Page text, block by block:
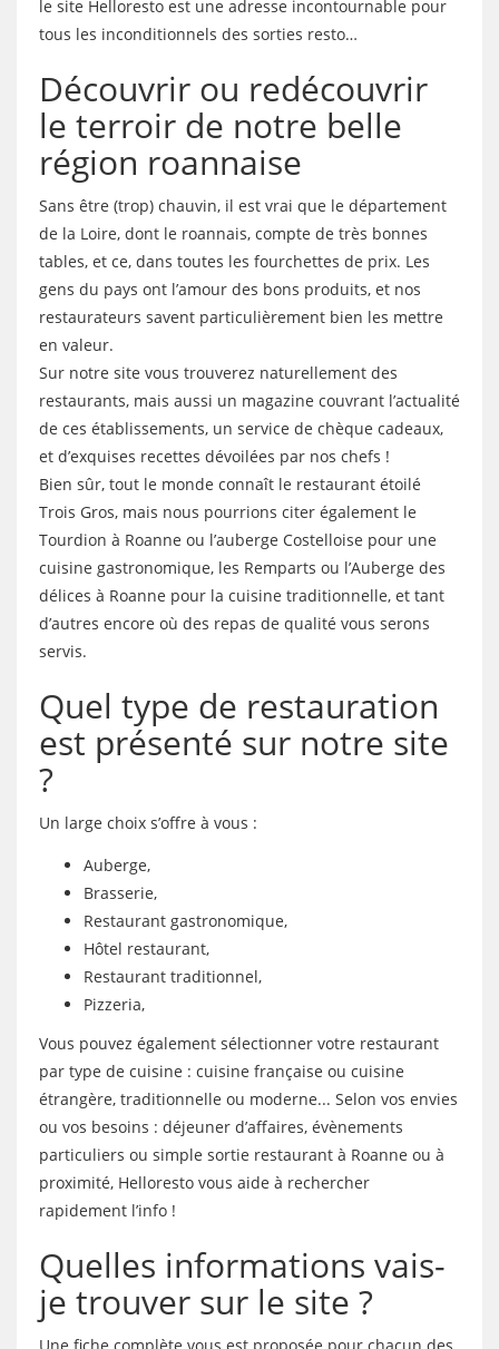
le site Helloresto est une adresse incontournable pour
tous les inconditionnels des sorties resto…
Découvrir ou redécouvrir
le terroir de notre belle
région roannaise
Sans être (trop) chauvin, il est vrai que le département
de la Loire, dont le roannais, compte de très bonnes
tables, et ce, dans toutes les fourchettes de prix. Les
gens du pays ont l’amour des bons produits, et nos
restaurateurs savent particulièrement bien les mettre
en valeur.
Sur notre site vous trouverez naturellement des
restaurants, mais aussi un magazine couvrant l’actualité
de ces établissements, un service de chèque cadeaux,
et d’exquises recettes dévoilées par nos chefs !
Bien sûr, tout le monde connaît le restaurant étoilé
Trois Gros, mais nous pourrions citer également le
Tourdion à Roanne ou l’auberge Costelloise pour une
cuisine gastronomique, les Remparts ou l’Auberge des
délices à Roanne pour la cuisine traditionnelle, et tant
d’autres encore où des repas de qualité vous serons
servis.
Quel type de restauration
est présenté sur notre site
?
Un large choix s’offre à vous :
Auberge,
Brasserie,
Restaurant gastronomique,
Hôtel restaurant,
Restaurant traditionnel,
Pizzeria,
Vous pouvez également sélectionner votre restaurant
par type de cuisine : cuisine française ou cuisine
étrangère, traditionnelle ou moderne... Selon vos envies
ou vos besoins : déjeuner d’affaires, évènements
particuliers ou simple sortie restaurant à Roanne ou à
proximité, Helloresto vous aide à rechercher
rapidement l’info !
Quelles informations vais-
je trouver sur le site ?